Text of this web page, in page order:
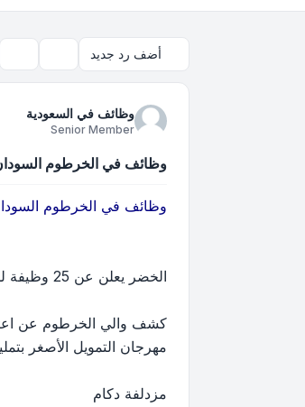
أضف رد جديد
وظائف في السعودية
Senior Member
وظائف في الخرطوم السودان 25000 وظيفة للشباب بولاية
وظائف في الخرطوم السودان 25000 وظيفة للشباب بولاية
الخضر يعلن عن 25 وظيفة للشباب بولاية الخرطوم
مهرجان التمويل الأصغر
مزدلفة دكام